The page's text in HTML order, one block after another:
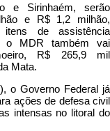
e Sirinhaém, serão
e R$ 1,2 milhão,
de assistência
o MDR também vai
R$ 265,9 mil
Mata.
o Governo Federal já
ações de defesa civil
intensas no litoral do